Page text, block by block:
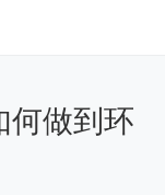
何做到环